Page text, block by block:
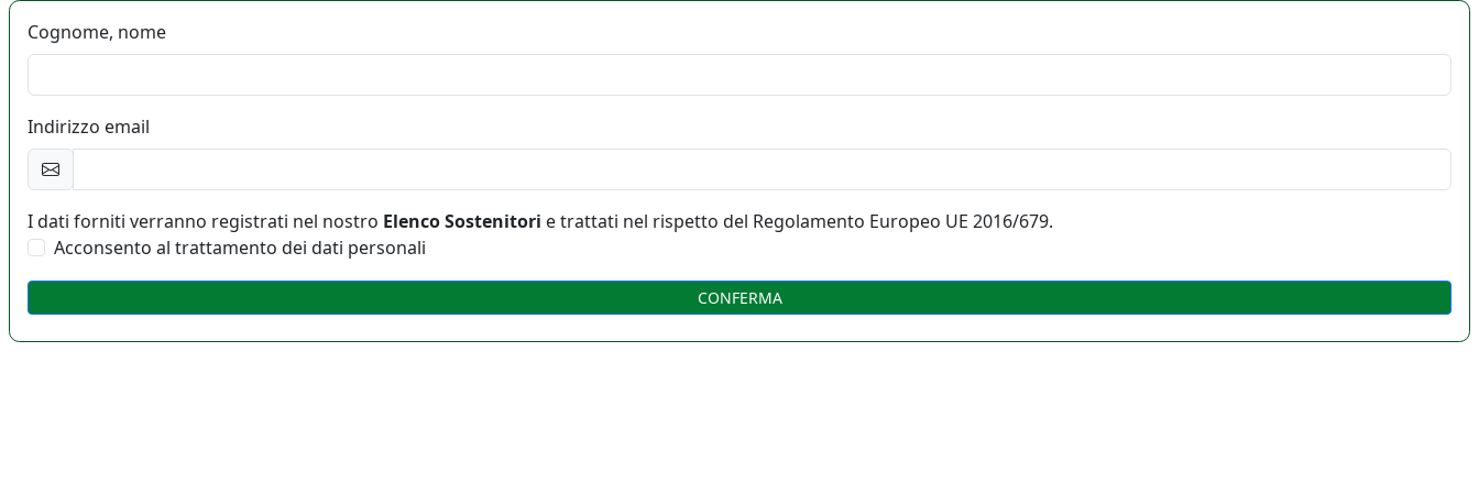
Cognome, nome
Indirizzo email
I dati forniti verranno registrati nel nostro Elenco Sostenitori e trattati nel rispetto del Regolamento Europeo UE 2016/679.
Acconsento al trattamento dei dati personali
CONFERMA